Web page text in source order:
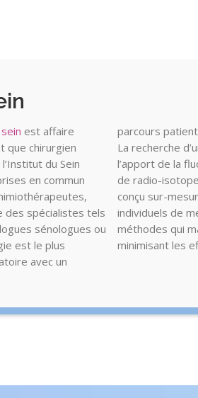
est affaire
que chirurgien
du Sein
en commun
des spécialistes tels
sénologues ou
est le plus
avec un
parcours
La recherche
l’apport de la
de radio-
conçu sur-
individuels de
méthodes qui
minimisant les